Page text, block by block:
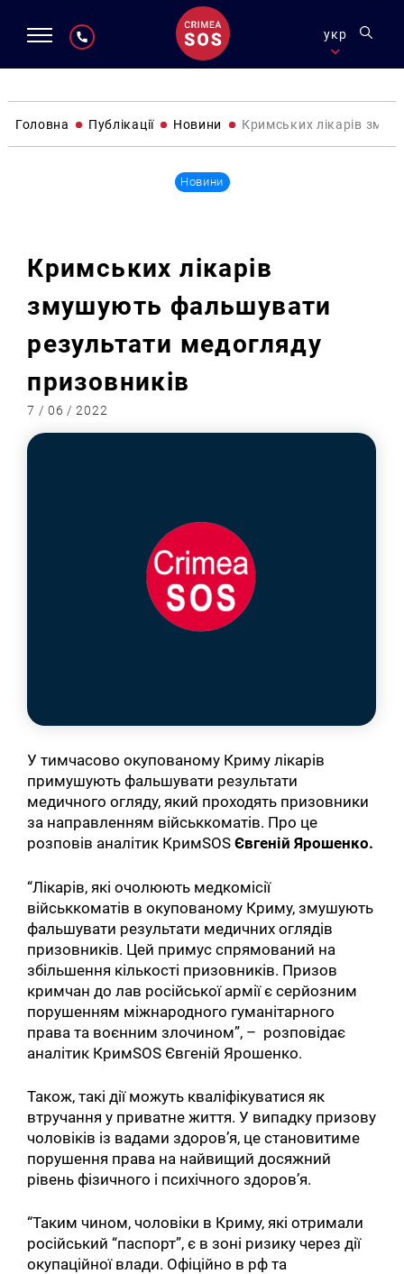
укр
Головна Публікації Новини Кримських лікарів
Новини
Кримських лікарів
змушують фальшувати
результати медогляду
призовників
7 / 06 / 2022
У тимчасово окупованому Криму лікарів
примушують фальшувати результати
медичного огляду, який проходять призовники
за направленням військкоматів. Про це
розповів аналітик КримSOSЄвгеній Ярошенко.
“Лікарів, які очолюють медкомісії
військкоматів в окупованому Криму, змушують
фальшувати результати медичних оглядів
призовників. Цей примус спрямований на
збільшення кількості призовників. Призов
кримчан до лав російської армії є серйозним
порушенням міжнародного гуманітарного
права та воєнним злочином”, – розповідає
аналітик КримSOS Євгеній Ярошенко.
Також, такі дії можуть кваліфікуватися як
втручання у приватне життя. У випадку призову
чоловіків із вадами здоров’я, це становитиме
порушення права на найвищий досяжний
рівень фізичного і психічного здоров’я.
“Таким чином, чоловіки в Криму, які отримали
російський “паспорт”, є в зоні ризику через дії
окупаційної влади. Офіційно в рф та